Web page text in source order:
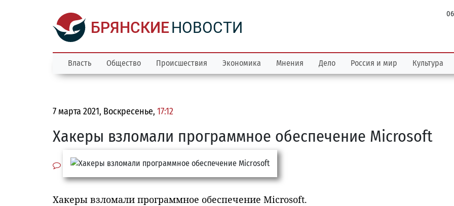
БРЯНСКИЕНОВОСТИ
Власть Общество Происшествия Экономика Мнения Дело Россия и мир Культура
7 марта 2021, Воскресенье, 17:12
Хакеры взломали программное обеспечение Microsoft
Хакеры взломали программное обеспечение Microsoft.